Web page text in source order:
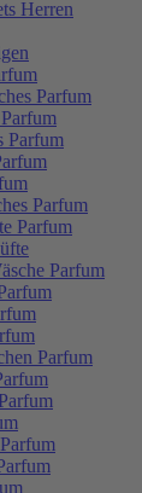
Herren
Parfum
Parfum
Parfum
Parfum
Parfum
Parfum